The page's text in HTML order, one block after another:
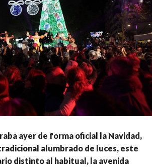
ayer de forma oficial la Navidad,
alumbrado de luces, este
distinto al habitual, la avenida